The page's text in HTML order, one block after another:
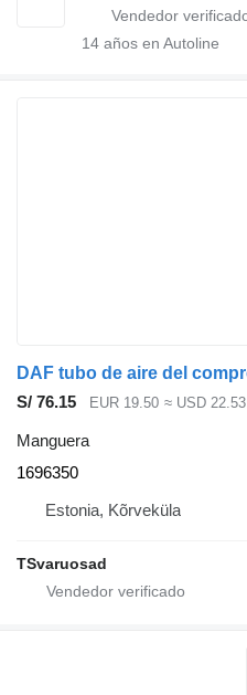
14 años en Autoline
S/ 76.15 EUR 19.50 ≈ USD 22.53
Manguera
1696350
Estonia, Kõrveküla
TSvaruosad